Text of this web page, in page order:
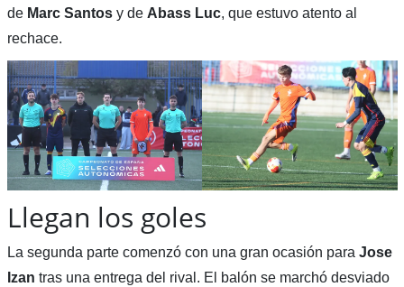
de Marc Santosy de Abass Luc, que estuvo atento al
rechace.
Llegan los goles
La segunda parte comenzó con una gran ocasión para Jose
Izan tras una entrega del rival. El balón se marchó desviado